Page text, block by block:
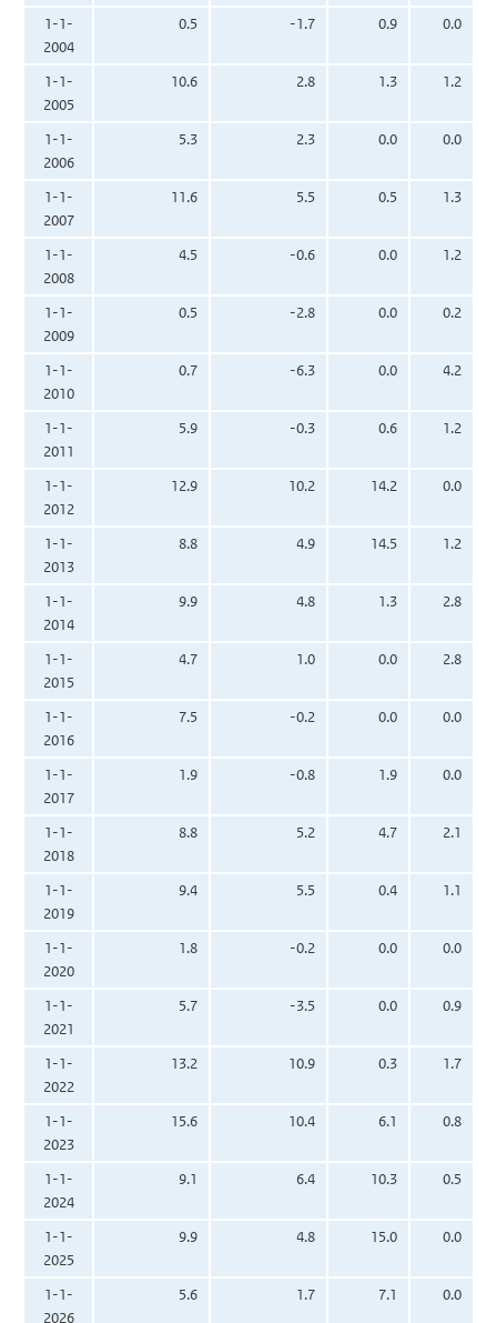
1-1-
2004
0.5 -1.7 0.9 0.0
1-1-
2005
10.6 2.8 1.3 1.2
1-1-
2006
5.3 2.3 0.0 0.0
1-1-
2007
11.6 5.5 0.5 1.3
1-1-
2008
4.5 -0.6 0.0 1.2
1-1-
2009
0.5 -2.8 0.0 0.2
1-1-
2010
0.7 -6.3 0.0 4.2
1-1-
2011
5.9 -0.3 0.6 1.2
1-1-
2012
12.9 10.2 14.2 0.0
1-1-
2013
8.8 4.9 14.5 1.2
1-1-
2014
9.9 4.8 1.3 2.8
1-1-
2015
4.7 1.0 0.0 2.8
1-1-
2016
7.5 -0.2 0.0 0.0
1-1-
2017
1.9 -0.8 1.9 0.0
1-1-
2018
8.8 5.2 4.7 2.1
1-1-
2019
9.4 5.5 0.4 1.1
1-1-
2020
1.8 -0.2 0.0 0.0
1-1-
2021
5.7 -3.5 0.0 0.9
1-1-
2022
13.2 10.9 0.3 1.7
1-1-
2023
15.6 10.4 6.1 0.8
1-1-
2024
9.1 6.4 10.3 0.5
1-1-
2025
9.9 4.8 15.0 0.0
1-1-
2026
5.6 1.7 7.1 0.0